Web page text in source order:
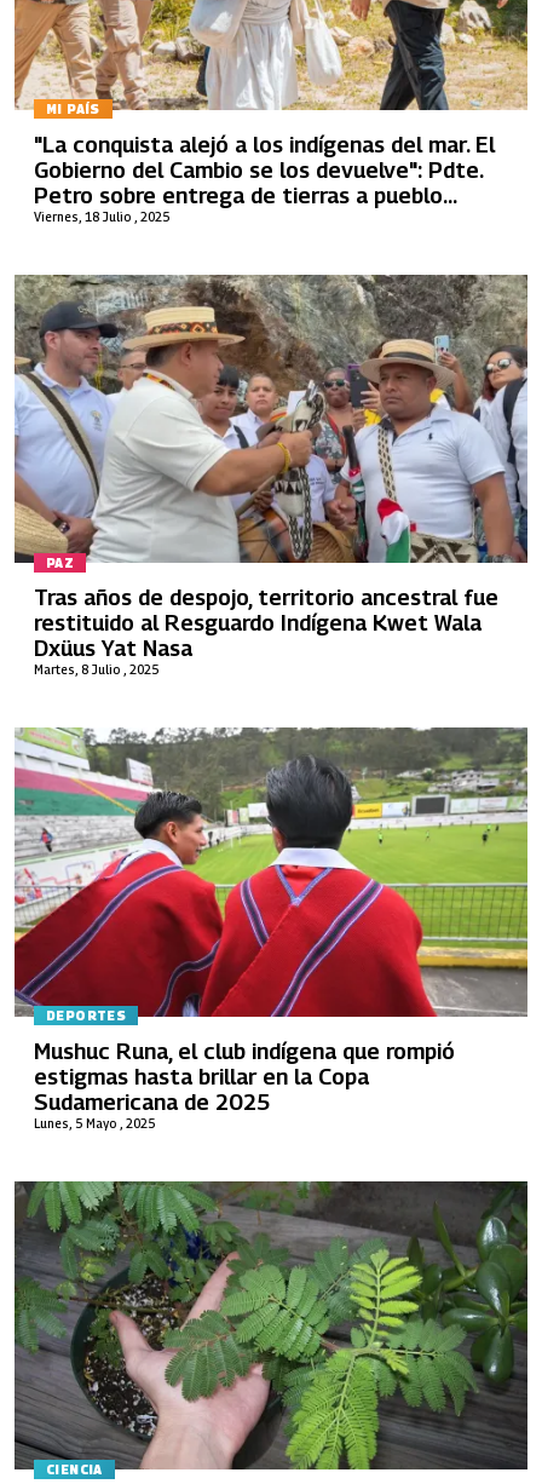
MI PAÍS
Viernes, 18 Julio , 2025
"La conquista alejó a los indígenas del mar. El
Gobierno del Cambio se los devuelve": Pdte.
Petro sobre entrega de tierras a pueblo
arhuaco
PAZ
Martes, 8 Julio , 2025
Tras años de despojo, territorio ancestral fue
restituido al Resguardo Indígena Kwet Wala
Dxüus Yat Nasa
DEPORTES
Lunes, 5 Mayo , 2025
Mushuc Runa, el club indígena que rompió
estigmas hasta brillar en la Copa
Sudamericana de 2025
CIENCIA